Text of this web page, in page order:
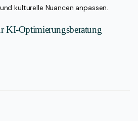
kulturelle Nuancen anpassen.
KI-Optimierungsberatung